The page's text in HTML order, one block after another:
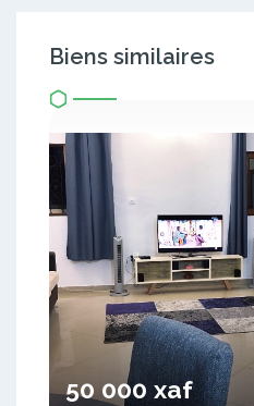
Biens similaires
50 000 xaf